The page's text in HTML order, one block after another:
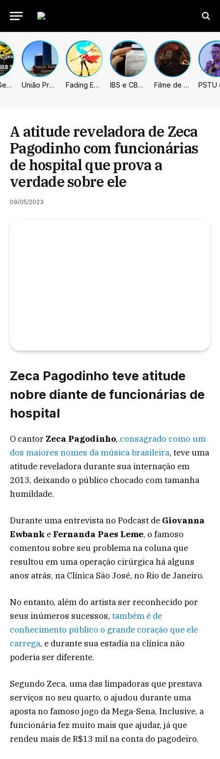
Metal Gear Solid: Master Collection 2 terá legendas e menus em portugues União Progressista e PL terão mais tempo de propaganda eleitoral Fading Echo – Review IBS e CBS necessitarão constar nas notas fiscais com início desta 2ª. Entenda Filme de Elden Ring tem gravações concluídas, mas ainda fica longe do lançamento
A atitude reveladora de Zeca
Pagodinho com funcionárias
de hospital que prova a
verdade sobre ele
09/05/2023
Zeca Pagodinho teve atitude
nobre diante de funcionárias de
hospital
O cantor Zeca Pagodinho, consagrado como um
dos maiores nomes da música brasileira, teve uma
atitude reveladora durante sua internação em
2013, deixando o público chocado com tamanha
humildade.
Durante uma entrevista no Podcast de Giovanna
Ewbank e Fernanda Paes Leme, o famoso
comentou sobre seu problema na coluna que
resultou em uma operação cirúrgica há alguns
anos atrás, na Clínica São José, no Rio de Janeiro.
No entanto, além do artista ser reconhecido por
seus inúmeros sucessos, também é de
conhecimento público o grande coração que ele
carrega, e durante sua estadia na clínica não
poderia ser diferente.
Segundo Zeca, uma das limpadoras que prestava
serviços no seu quarto, o ajudou durante uma
aposta no famoso jogo da Mega-Sena. Inclusive, a
funcionária fez muito mais que ajudar, já que
rendeu mais de R$13 mil na conta do pagodeiro.